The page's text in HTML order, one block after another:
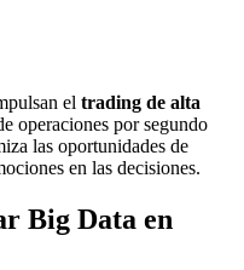
el trading de alta
operaciones por segundo
las oportunidades de
en las decisiones.
Big Data en